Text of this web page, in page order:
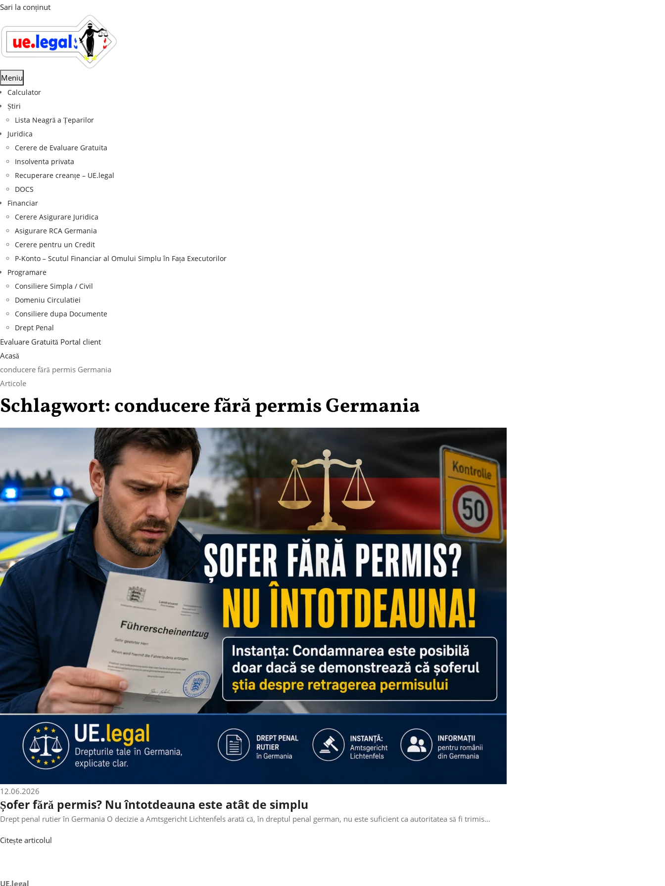
Sari la conținut
Meniu
Calculator
Știri
Lista Neagră a Țeparilor
Juridica
Cerere de Evaluare Gratuita
Insolventa privata
Recuperare creanțe – UE.legal
DOCS
Financiar
Cerere Asigurare Juridica
Asigurare RCA Germania
Cerere pentru un Credit
P-Konto – Scutul Financiar al Omului Simplu în Fața Executorilor
Programare
Consiliere Simpla / Civil
Domeniu Circulatiei
Consiliere dupa Documente
Drept Penal
Evaluare Gratuită Portal client
Acasă
conducere fără permis Germania
Articole
Schlagwort:conducere fără permis Germania
12.06.2026
Șofer fără permis? Nu întotdeauna este atât de simplu
Drept penal rutier în Germania O decizie a Amtsgericht Lichtenfels arată că, în dreptul penal german, nu este suficient ca autoritatea să fi trimis…
Citește articolul
UE.legal